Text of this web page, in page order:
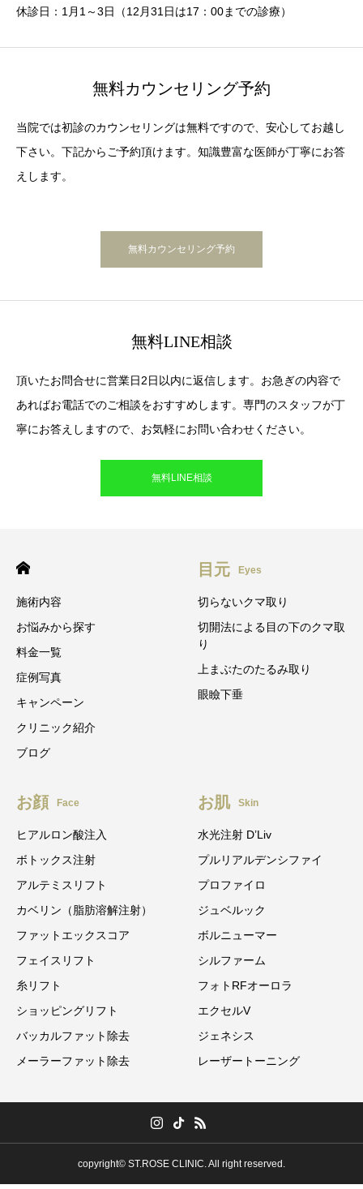
休診日：1月1～3日（12月31日は17：00までの診療）
無料カウンセリング予約
当院では初診のカウンセリングは無料ですので、安心してお越し
下さい。下記からご予約頂けます。知識豊富な医師が丁寧にお答
えします。
無料カウンセリング予約
無料LINE相談
頂いたお問合せに営業日2日以内に返信します。お急ぎの内容で
あればお電話でのご相談をおすすめします。専門のスタッフが丁
寧にお答えしますので、お気軽にお問い合わせください。
無料LINE相談
施術内容
お悩みから探す
料金一覧
症例写真
キャンペーン
クリニック紹介
ブログ
目元 Eyes
切らないクマ取り
切開法による目の下のクマ取
り
上まぶたのたるみ取り
眼瞼下垂
お顔 Face
ヒアルロン酸注入
ボトックス注射
アルテミスリフト
カベリン（脂肪溶解注射）
ファットエックスコア
フェイスリフト
糸リフト
ショッピングリフト
バッカルファット除去
メーラーファット除去
お肌 Skin
水光注射 D’Liv
プルリアルデンシファイ
プロファイロ
ジュベルック
ボルニューマー
シルファーム
フォトRFオーロラ
エクセルV
ジェネシス
レーザートーニング
copyright© ST.ROSE CLINIC. All right reserved.